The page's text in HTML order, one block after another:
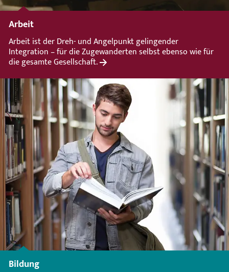
Arbeit
Arbeit ist der Dreh- und Angelpunkt gelingender
Integration – für die Zugewanderten selbst ebenso wie für
die gesamte Gesellschaft.
Bildung